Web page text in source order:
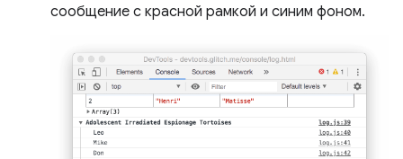
сообщение с красной рамкой и синим фоном.